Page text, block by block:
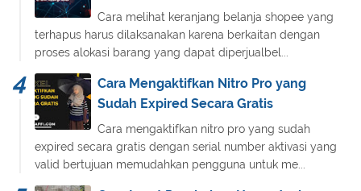
Cara melihat keranjang belanja shopee yang
terhapus harus dilaksanakan karena berkaitan dengan
proses alokasi barang yang dapat diperjualbel...
Cara Mengaktifkan Nitro Pro yang
Sudah Expired Secara Gratis
Cara mengaktifkan nitro pro yang sudah
expired secara gratis dengan serial number aktivasi yang
valid bertujuan memudahkan pengguna untuk me...